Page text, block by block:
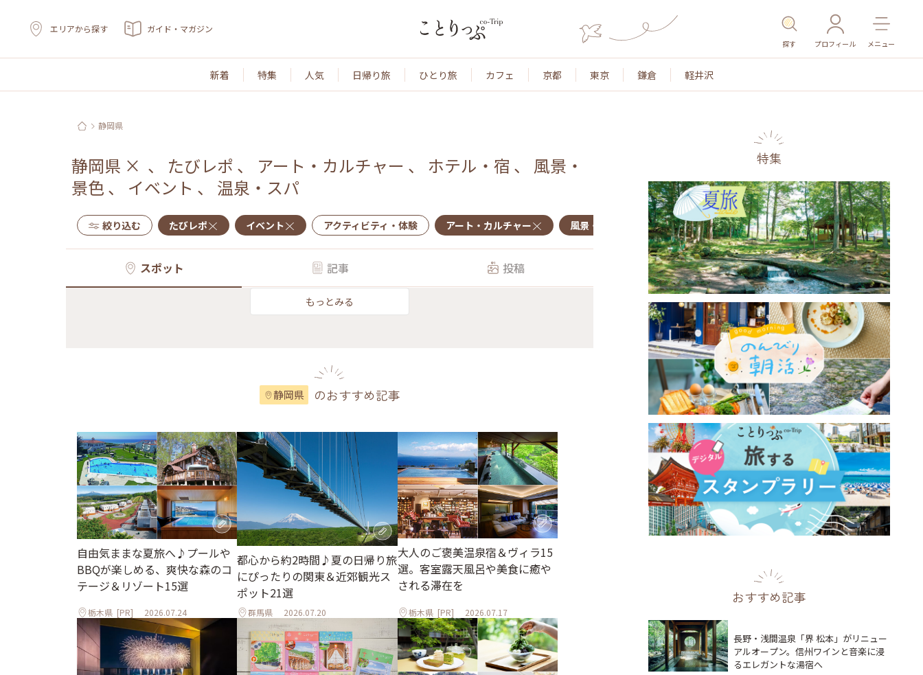
エリアから探す ガイド・マガジン
探す プロフィール メニュー
新着 特集 人気 日帰り旅 ひとり旅 カフェ 京都 東京 鎌倉 軽井沢
静岡県
静岡県 × 、 たびレポ 、 アート・カルチャー 、 ホテル・宿 、 風景・
景色 、 イベント 、 温泉・スパ
絞り込む たびレポ イベント アクティビティ・体験 アート・カルチャー 風景・景色 名所・旧跡 温泉・スパ その他施設
スポット 記事 投稿
もっとみる
静岡県 のおすすめ記事
自由気ままな夏旅へ♪プールや
BBQが楽しめる、爽快な森のコ
テージ＆リゾート15選
栃木県 [PR] 2026.07.24
都心から約2時間♪夏の日帰り旅
にぴったりの関東＆近郊観光ス
ポット21選
群馬県 2026.07.20
大人のご褒美温泉宿＆ヴィラ15
選。客室露天風呂や美食に癒や
される滞在を
栃木県[PR] 2026.07.17
特集
おすすめ記事
長野・浅間温泉「界 松本」がリニュー
アルオープン。信州ワインと音楽に浸
るエレガントな湯宿へ